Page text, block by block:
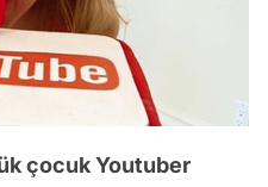
çocuk Youtuber